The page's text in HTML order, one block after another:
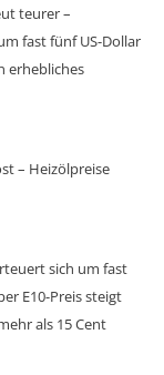
teurer –
fast fünf US-Dollar
erhebliches
– Heizölpreise
sich um fast
E10-Preis steigt
als 15 Cent